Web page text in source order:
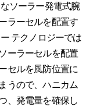
ソーラー発電式腕
ラーセルを配置す
テクノロジーでは
ーラーセルを配置
セルを風防位置に
うので、ハニカム
、発電量を確保し